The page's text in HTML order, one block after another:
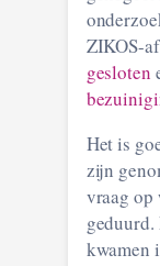
ZIKOS-
gesloten
Het is
zijn
vraag op
kwamen